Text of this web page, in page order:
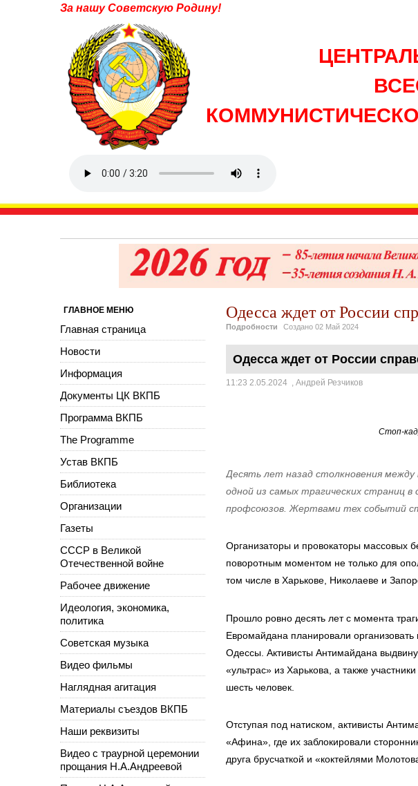
За нашу Советскую Родину!
Одесса ждет от России
Подробности Создано 02 Май 2024
Одесса ждет от России
11:23 2.05.2024 , Андрей Резчиков
Стоп-
Десять лет назад столкновения
одной из самых трагических страниц
профсоюзов. Жертвами тех событий
Организаторы и провокаторы массовых
поворотным моментом не только для
том числе в Харькове, Николаеве и
Прошло ровно десять лет с момента
Евромайдана планировали
Одессы. Активисты Антимайдана
«ультрас» из Харькова, а также
шесть человек.
Отступая под натиском, активисты
«Афина», где их заблокировали
друга брусчаткой и «коктейлями
ГЛАВНОЕ МЕНЮ
Главная страница
Новости
Информация
Документы ЦК ВКПБ
Программа ВКПБ
The Programme
Устав ВКПБ
Библиотека
Организации
Газеты
СССР в Великой
Отечественной войне
Рабочее движение
Идеология, экономика,
политика
Советская музыка
Видео фильмы
Наглядная агитация
Материалы съездов ВКПБ
Наши реквизиты
Видео с траурной церемонии
прощания Н.А.Андреевой